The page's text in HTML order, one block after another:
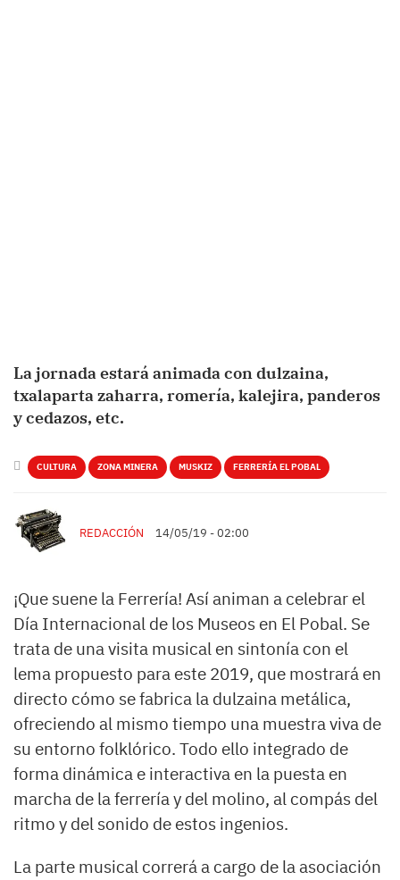
La jornada estará animada con dulzaina,
txalaparta zaharra, romería, kalejira, panderos
y cedazos, etc.
CULTURA ZONA MINERA MUSKIZ FERRERÍA EL POBAL
REDACCIÓN 14/05/19 - 02:00
¡Que suene la Ferrería! Así animan a celebrar el
Día Internacional de los Museos en El Pobal. Se
trata de una visita musical en sintonía con el
lema propuesto para este 2019, que mostrará en
directo cómo se fabrica la dulzaina metálica,
ofreciendo al mismo tiempo una muestra viva de
su entorno folklórico. Todo ello integrado de
forma dinámica e interactiva en la puesta en
marcha de la ferrería y del molino, al compás del
ritmo y del sonido de estos ingenios.
La parte musical correrá a cargo de la asociación